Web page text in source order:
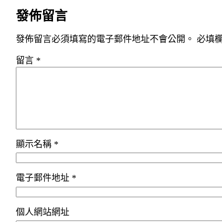
發佈留言
發佈留言必須填寫的電子郵件地址不會公開。 必填
留言 *
顯示名稱 *
電子郵件地址 *
個人網站網址